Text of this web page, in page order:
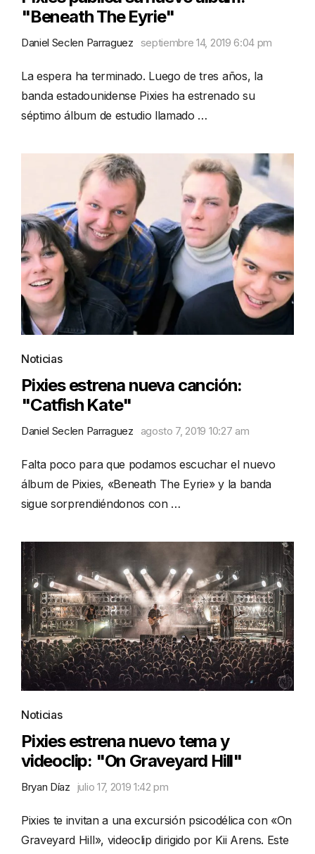
"Beneath The Eyrie"
Daniel Seclen Parraguez septiembre 14, 2019 6:04 pm
La espera ha terminado. Luego de tres años, la
banda estadounidense Pixies ha estrenado su
séptimo álbum de estudio llamado …
Noticias
Pixies estrena nueva canción:
"Catfish Kate"
Daniel Seclen Parraguez agosto 7, 2019 10:27 am
Falta poco para que podamos escuchar el nuevo
álbum de Pixies, «Beneath The Eyrie» y la banda
sigue sorprendiéndonos con …
Noticias
Pixies estrena nuevo tema y
videoclip: "On Graveyard Hill"
Bryan Díaz julio 17, 2019 1:42 pm
Pixies te invitan a una excursión psicodélica con «On
Graveyard Hill», videoclip dirigido por Kii Arens. Este